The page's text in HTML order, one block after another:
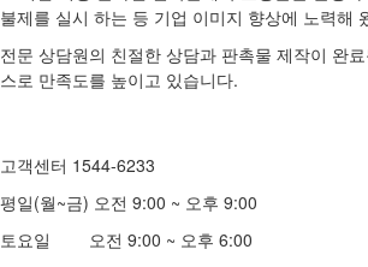
불제를 실시 하는 등 기업 이미지 향상에 노력해
전문 상담원의 친절한 상담과 판촉물 제작이 완
스로 만족도를 높이고 있습니다.
고객센터 1544-6233
평일(월~금) 오전 9:00 ~ 오후 9:00
토요일 오전 9:00 ~ 오후 6:00